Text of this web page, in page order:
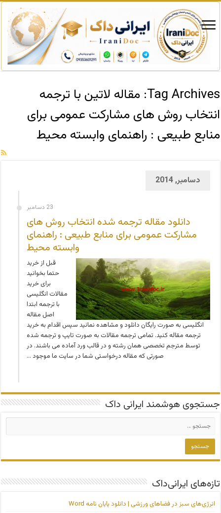
Tag Archives: مقاله لاتین با ترجمه
انتخاب روش های مشارکت عمومی برای
منابع طبیعی : راهنمای وابسته محیط
دسامبر, 2014
23 دسامبر
دانلود مقاله ترجمه شده انتخاب روش های
مشارکت عمومی برای منابع طبیعی : راهنمای
وابسته محیط
قبل از خرید
حتما بخوانید
برای خرید
مقالات انگلیسی
با ترجمه ابتدا
اصل مقاله
انگلیسی به صورت رایگان دانلود و مشاهده نمائید سپس اقدام به خرید
ترجمه مقاله کنید. تمامی ترجمه مقالات به صورت تایپ و ترجمه شده
توسط مترجم تخصصی همان رشته و در قالب ورد آماده می باشند. در
صورتی که مقاله درخواستی شما در سایت ما موجود …
جستجوی هوشمند ایرانی داک
تازه‌های ایرانی‌داک
انرژی‌های سبز در فضاهای ورزشی | دانلود پایان نامه Word